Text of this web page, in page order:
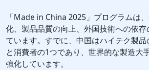
「Made in China 2025」プログラムは
化、製品品質の向上、外国技術への依
ています。すでに、中国はハイテク製
と消費者の1つであり、世界的な製造大
強化しています。